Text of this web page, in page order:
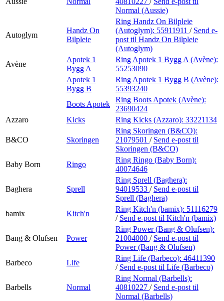
Normal (Aussie)
Autoglym
Handz On
Bilpleie
Ring Handz On Bilpleie
(Autoglym): 55911911 / Send e-
post til Handz On Bilpleie
(Autoglym)
Avène
Apotek 1
Bygg A
Ring Apotek 1 Bygg A (Avène):
55253090
Apotek 1
Bygg B
Ring Apotek 1 Bygg B (Avène):
55393240
Boots Apotek
Ring Boots Apotek (Avène):
23690424
Azzaro
Kicks Ring Kicks (Azzaro): 33221134
B&CO Skoringen
Ring Skoringen (B&CO):
21079501 / Send e-post til
Skoringen (B&CO)
Baby Born
Ringo
Ring Ringo (Baby Born):
40074646
Baghera Sprell
Ring Sprell (Baghera):
94019533 / Send e-post til
Sprell (Baghera)
bamix
Kitch'n
Ring Kitch'n (bamix): 51116279
/ Send e-post til Kitch'n (bamix)
Bang & Olufsen Power
Ring Power (Bang & Olufsen):
21004000 / Send e-post til
Power (Bang & Olufsen)
Barbeco
Life
Ring Life (Barbeco): 46411390
/ Send e-post til Life (Barbeco)
Barbells Normal
Ring Normal (Barbells):
40810227 / Send e-post til
Normal (Barbells)